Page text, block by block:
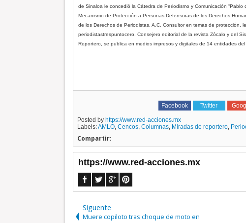
de Sinaloa le concedió la Cátedra de Periodismo y Comunicación
Mecanismo de Protección a Personas Defensoras de los Derechos
de los Derechos de Periodistas, A.C. Consultor en temas de protección,
periodistastrespuntocero. Consejero editorial de la revista Zócalo y del
Reportero, se publica en medios impresos y digitales de 14 entidades
Facebook Twitter
Posted by https://www.red-acciones.mx
Labels:AMLO, Cencos, Columnas, Miradas de reportero,
Compartir:
https://www.red-acciones.mx
Siguente
Muere copiloto tras choque de moto en